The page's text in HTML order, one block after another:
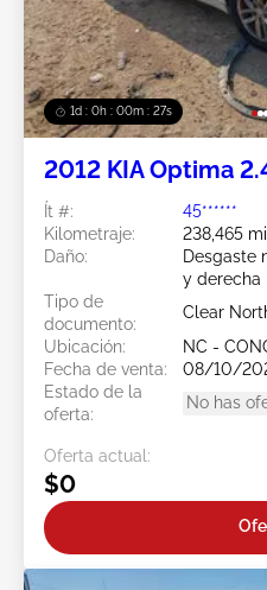
1d : 0h : 00m : 24s
2012 KIA Optima
Ít #:
45******
Kilometraje:
238,465
Daño:
Desgaste
y derecha
Tipo de
documento:
Clear
Ubicación:
NC -
Fecha de venta:
08/10/
Estado de la
oferta:
No has
Oferta actual:
$0